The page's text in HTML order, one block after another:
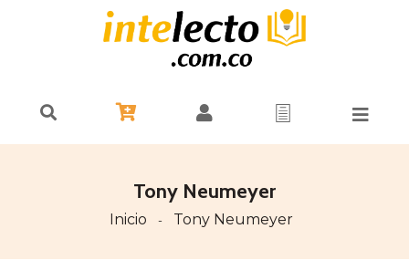
Tony Neumeyer
Inicio - Tony Neumeyer